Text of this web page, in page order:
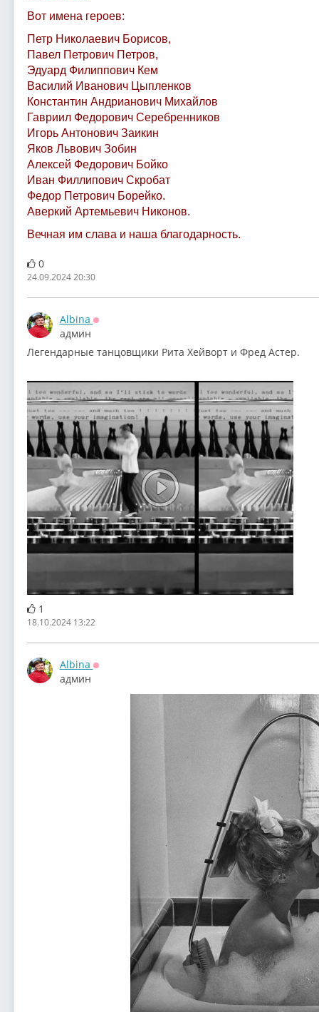
Вот имена героев:
Петр Николаевич Борисов,
Павел Петрович Петров,
Эдуард Филиппович Кем
Василий Иванович Цыпленков
Константин Андрианович Михайлов
Гавриил Федорович Серебренников
Игорь Антонович Заикин
Яков Львович Зобин
Алексей Федорович Бойко
Иван Филлипович Скробат
Федор Петрович Борейко.
Аверкий Артемьевич Никонов.
Вечная им слава и наша благодарность.
0
24.09.2024 20:30
Albina
Оффлайн
админ
Легендарные танцовщики Рита Хейворт и Фред Астер.
1
18.10.2024 13:22
Albina
Оффлайн
админ